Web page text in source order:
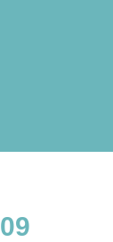
09